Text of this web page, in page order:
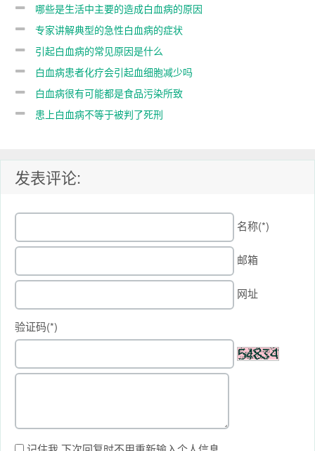
哪些是生活中主要的造成白血病的原因
专家讲解典型的急性白血病的症状
引起白血病的常见原因是什么
白血病患者化疗会引起血细胞减少吗
白血病很有可能都是食品污染所致
患上白血病不等于被判了死刑
发表评论:
名称(*)
邮箱
网址
验证码(*)